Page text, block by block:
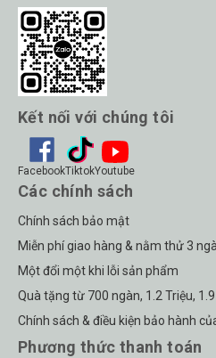
Kết nối với chúng tôi
FacebookTiktokYoutube
Các chính sách
Chính sách bảo mật
Miễn phí giao hàng & nằm thử 3
Một đổi một khi lỗi sản phẩm
Quà tặng từ 700 ngàn, 1.2 Triệu,
Chính sách & điều kiện bảo hành
Phương thức thanh toán